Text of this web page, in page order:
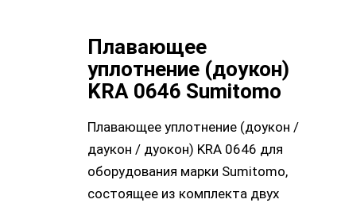
Плавающее
уплотнение (доукон)
KRA 0646 Sumitomo
Плавающее уплотнение (доукон /
даукон / дуокон) KRA 0646 для
оборудования марки Sumitomo,
состоящее из комплекта двух